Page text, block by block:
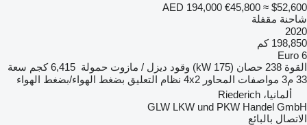
AED 194,000 €45,800 ≈ $52,600
شاحنة مقفلة
2020
198,850 كم
Euro 6
القوة 238 حصان (175 kW) وقود ديزل / مازوت حمولة 6,415 كجم
سعة
33 م3
مواصفات المحاور 4x2 نظام التعليق بضغط الهواء/بضغط الهواء
ألمانيا، Riederich
GLW LKW und PKW Handel GmbH
الاتصال بالبائع